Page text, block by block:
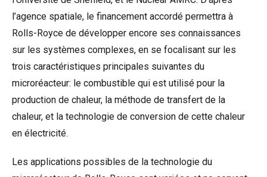
l’agence spatiale, le financement accordé permettra à
Rolls-Royce de développer encore ses connaissances
sur les systèmes complexes, en se focalisant sur les
trois caractéristiques principales suivantes du
microréacteur: le combustible qui est utilisé pour la
production de chaleur, la méthode de transfert de la
chaleur, et la technologie de conversion de cette chaleur
en électricité.
Les applications possibles de la technologie du